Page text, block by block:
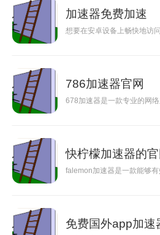
加速器免费加速
想要在安卓设备上畅快地访
786加速器官网
678加速器是一款专业的网
快柠檬加速器的官
falemon加速器是一款能够
免费国外app加速